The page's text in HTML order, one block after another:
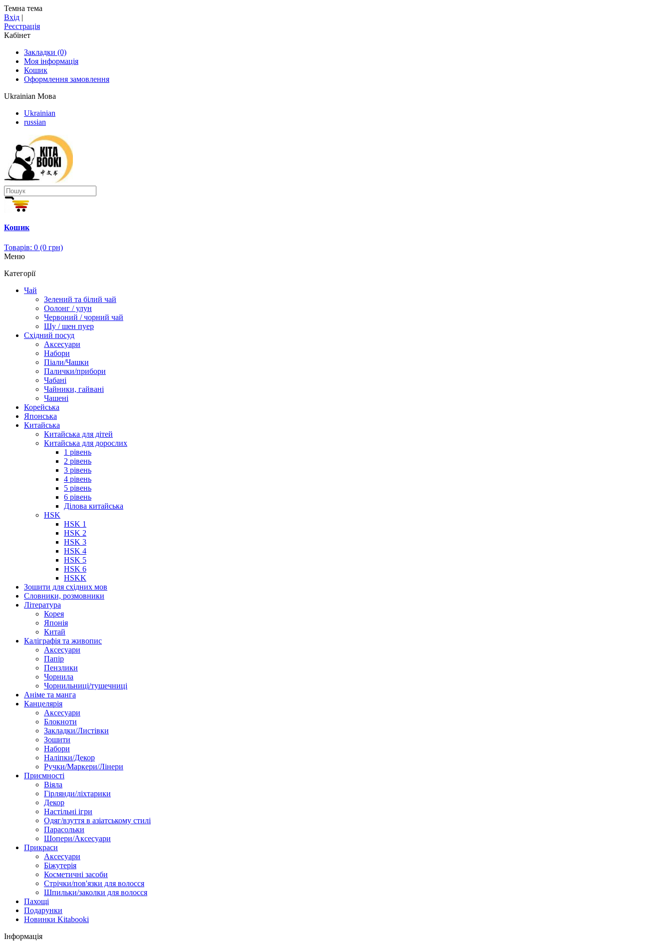
Темна тема
Вхід |
Реєстрація
Кабінет
Закладки (0)
Моя інформація
Кошик
Оформлення замовлення
Ukrainian Мова
Ukrainian
russian
Кошик
Товарів: 0 (0 грн)
Меню
Категорії
Чай
Зелений та білий чай
Оолонг / улун
Червоний / чорний чай
Шу / шен пуер
Східний посуд
Аксесуари
Набори
Піали/Чашки
Палички/прибори
Чабані
Чайники, гайвані
Чашені
Корейська
Японська
Китайська
Китайська для дітей
Китайська для дорослих
1 рівень
2 рівень
3 рівень
4 рівень
5 рівень
6 рівень
Ділова китайська
HSK
HSK 1
HSK 2
HSK 3
HSK 4
HSK 5
HSK 6
HSKK
Зошити для східних мов
Словники, розмовники
Література
Корея
Японія
Китай
Каліграфія та живопис
Аксесуари
Папір
Пензлики
Чорнила
Чорнильниці/тушечниці
Аніме та манга
Канцелярія
Аксесуари
Блокноти
Закладки/Листівки
Зошити
Набори
Наліпки/Декор
Ручки/Маркери/Лінери
Приємності
Віяла
Гірлянди/ліхтарики
Декор
Настільні ігри
Одяг/взуття в азіатському стилі
Парасольки
Шопери/Аксесуари
Прикраси
Аксесуари
Біжутерія
Косметичні засоби
Стрічки/пов'язки для волосся
Шпильки/заколки для волосся
Пахощі
Подарунки
Новинки Kitabooki
Інформація